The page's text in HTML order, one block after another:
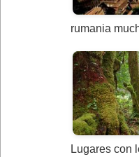
rumania
Lugares con